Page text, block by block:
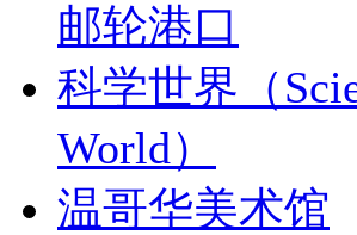
邮轮港口
科学世界（
World）
温哥华美术馆